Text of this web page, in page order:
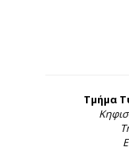
Τμήμα